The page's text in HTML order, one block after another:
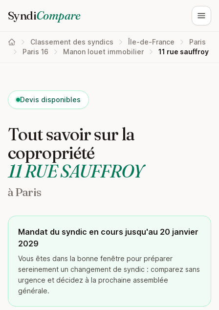
SyndiCompare
Classement des syndics Île-de-France
Paris
Paris 16
Manon louet immobilier 11 rue sauffroy
Devis disponibles
Tout savoir sur la
copropriété
11 RUE SAUFFROY
à Paris
Mandat du syndic en cours jusqu'au 20 janvier
2029
Vous êtes dans la bonne fenêtre pour préparer
sereinement un changement de syndic : comparez sans
urgence et décidez à la prochaine assemblée
générale.